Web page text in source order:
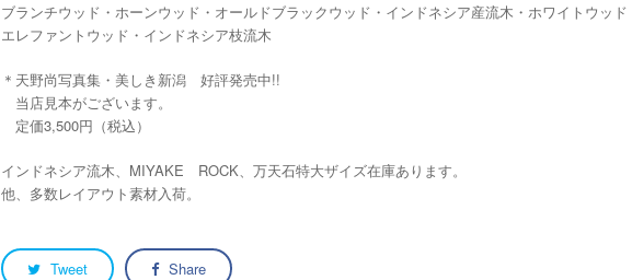
ブランチウッド・ホーンウッド・オールドブラックウッド・インドネシア産流木・ホワイトウッド
エレファントウッド・インドネシア枝流木
＊天野尚写真集・美しき新潟 好評発売中!!
当店見本がございます。
定価3,500円（税込）
インドネシア流木、MIYAKE ROCK、万天石特大ザイズ在庫あります。
他、多数レイアウト素材入荷。
Tweet Share